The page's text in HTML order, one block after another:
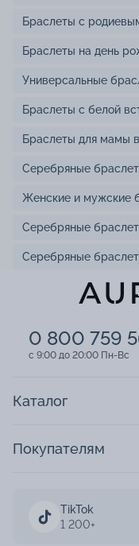
Браслеты с
Браслеты на день
Универсальные
Браслеты с белой
Браслеты для мамы
Серебряные
Женские и мужские
Серебряные
Серебряные
0 800 759
c 9:00 до 20:00 Пн-Вс
TikTok
1 200+
Каталог
Покупателям